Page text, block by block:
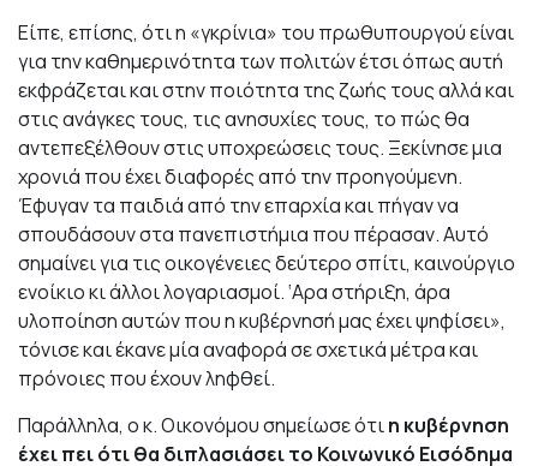
Είπε, επίσης, ότι η «γκρίνια» του πρωθυπουργού είναι
για την καθημερινότητα των πολιτών έτσι όπως αυτή
εκφράζεται και στην ποιότητα της ζωής τους αλλά και
στις ανάγκες τους, τις ανησυχίες τους, το πώς θα
αντεπεξέλθουν στις υποχρεώσεις τους. Ξεκίνησε μια
χρονιά που έχει διαφορές από την προηγούμενη.
Έφυγαν τα παιδιά από την επαρχία και πήγαν να
σπουδάσουν στα πανεπιστήμια που πέρασαν. Αυτό
σημαίνει για τις οικογένειες δεύτερο σπίτι, καινούργιο
ενοίκιο κι άλλοι λογαριασμοί. ‘Αρα στήριξη, άρα
υλοποίηση αυτών που η κυβέρνησή μας έχει ψηφίσει»,
τόνισε και έκανε μία αναφορά σε σχετικά μέτρα και
πρόνοιες που έχουν ληφθεί.
Παράλληλα, ο κ. Οικονόμου σημείωσε ότιη κυβέρνηση
έχει πει ότι θα διπλασιάσει το Κοινωνικό Εισόδημα